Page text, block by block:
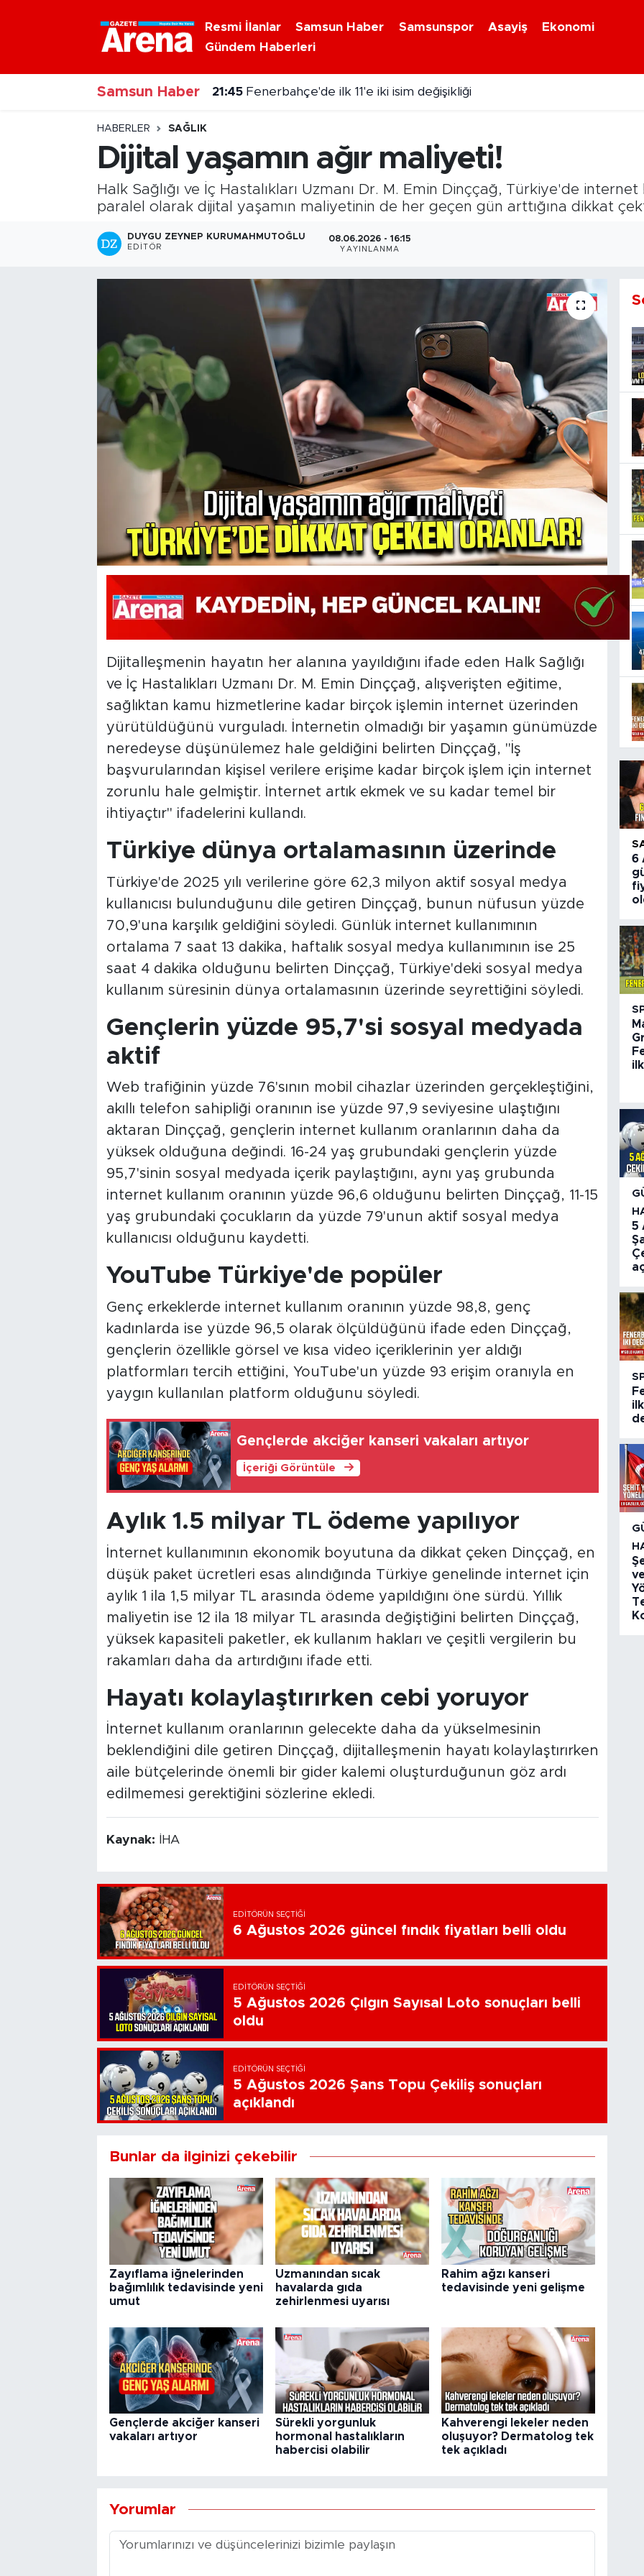
Resmi İlanlar Samsun Haber Samsunspor Asayiş
Ekonomi
Gündem Haberleri
Samsun Haber 21:45 Fenerbahçe'de ilk 11'e iki isim değişikliği
HABERLER SAĞLIK
Dijital yaşamın ağır maliyeti!
Halk Sağlığı ve İç Hastalıkları Uzmanı Dr. M. Emin Dinççağ, Türkiye'de internet
paralel olarak dijital yaşamın maliyetinin de her geçen gün arttığına dikkat
DUYGU ZEYNEP KURUMAHMUTOĞLU
EDITÖR
08.06.2026 - 16:15
YAYINLANMA
Dijitalleşmenin hayatın her alanına yayıldığını ifade eden Halk Sağlığı
ve İç Hastalıkları Uzmanı Dr. M. Emin Dinççağ, alışverişten eğitime,
sağlıktan kamu hizmetlerine kadar birçok işlemin internet üzerinden
yürütüldüğünü vurguladı. İnternetin olmadığı bir yaşamın günümüzde
neredeyse düşünülemez hale geldiğini belirten Dinççağ, "İş
başvurularından kişisel verilere erişime kadar birçok işlem için internet
zorunlu hale gelmiştir. İnternet artık ekmek ve su kadar temel bir
ihtiyaçtır" ifadelerini kullandı.
Türkiye dünya ortalamasının üzerinde
Türkiye'de 2025 yılı verilerine göre 62,3 milyon aktif sosyal medya
kullanıcısı bulunduğunu dile getiren Dinççağ, bunun nüfusun yüzde
70,9'una karşılık geldiğini söyledi. Günlük internet kullanımının
ortalama 7 saat 13 dakika, haftalık sosyal medya kullanımının ise 25
saat 4 dakika olduğunu belirten Dinççağ, Türkiye'deki sosyal medya
kullanım süresinin dünya ortalamasının üzerinde seyrettiğini söyledi.
Gençlerin yüzde 95,7'si sosyal medyada
aktif
Web trafiğinin yüzde 76'sının mobil cihazlar üzerinden gerçekleştiğini,
akıllı telefon sahipliği oranının ise yüzde 97,9 seviyesine ulaştığını
aktaran Dinççağ, gençlerin internet kullanım oranlarının daha da
yüksek olduğuna değindi. 16-24 yaş grubundaki gençlerin yüzde
95,7'sinin sosyal medyada içerik paylaştığını, aynı yaş grubunda
internet kullanım oranının yüzde 96,6 olduğunu belirten Dinççağ, 11-15
yaş grubundaki çocukların da yüzde 79'unun aktif sosyal medya
kullanıcısı olduğunu kaydetti.
YouTube Türkiye'de popüler
Genç erkeklerde internet kullanım oranının yüzde 98,8, genç
kadınlarda ise yüzde 96,5 olarak ölçüldüğünü ifade eden Dinççağ,
gençlerin özellikle görsel ve kısa video içeriklerinin yer aldığı
platformları tercih ettiğini, YouTube'un yüzde 93 erişim oranıyla en
yaygın kullanılan platform olduğunu söyledi.
Gençlerde akciğer kanseri vakaları artıyor
İçeriği Görüntüle
Aylık 1.5 milyar TL ödeme yapılıyor
İnternet kullanımının ekonomik boyutuna da dikkat çeken Dinççağ, en
düşük paket ücretleri esas alındığında Türkiye genelinde internet için
aylık 1 ila 1,5 milyar TL arasında ödeme yapıldığını öne sürdü. Yıllık
maliyetin ise 12 ila 18 milyar TL arasında değiştiğini belirten Dinççağ,
yüksek kapasiteli paketler, ek kullanım hakları ve çeşitli vergilerin bu
rakamları daha da artırdığını ifade etti.
Hayatı kolaylaştırırken cebi yoruyor
İnternet kullanım oranlarının gelecekte daha da yükselmesinin
beklendiğini dile getiren Dinççağ, dijitalleşmenin hayatı kolaylaştırırken
aile bütçelerinde önemli bir gider kalemi oluşturduğunun göz ardı
edilmemesi gerektiğini sözlerine ekledi.
Kaynak: İHA
EDITÖRÜN SEÇTIĞI
6 Ağustos 2026 güncel fındık fiyatları belli oldu
EDITÖRÜN SEÇTIĞI
5 Ağustos 2026 Çılgın Sayısal Loto sonuçları belli
oldu
EDITÖRÜN SEÇTIĞI
5 Ağustos 2026 Şans Topu Çekiliş sonuçları
açıklandı
Bunlar da ilginizi çekebilir
Zayıflama iğnelerinden
bağımlılık tedavisinde yeni
umut
Uzmanından sıcak
havalarda gıda
zehirlenmesi uyarısı
Rahim ağzı kanseri
tedavisinde yeni gelişme
Gençlerde akciğer kanseri
vakaları artıyor
Sürekli yorgunluk
hormonal hastalıkların
habercisi olabilir
Kahverengi lekeler neden
oluşuyor? Dermatolog tek
tek açıkladı
Yorumlar
6
5
Nöbetçi Eczaneler
Hava Durumu
Samsun Namaz Vakitleri
Trafik Durumu
Süper Lig Puan Durumu ve Fikstür
Tüm Manşetler